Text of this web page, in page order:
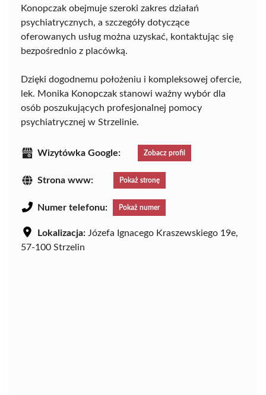
Konopczak obejmuje szeroki zakres działań
psychiatrycznych, a szczegóły dotyczące
oferowanych usług można uzyskać, kontaktując się
bezpośrednio z placówką.
Dzięki dogodnemu położeniu i kompleksowej ofercie,
lek. Monika Konopczak stanowi ważny wybór dla
osób poszukujących profesjonalnej pomocy
psychiatrycznej w Strzelinie.
Wizytówka Google: Zobacz profil
Strona www: Pokaż stronę
Numer telefonu: Pokaż numer
Lokalizacja: Józefa Ignacego Kraszewskiego 19e,
57-100 Strzelin